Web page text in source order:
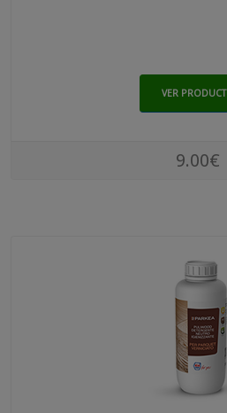
VER
9.00€